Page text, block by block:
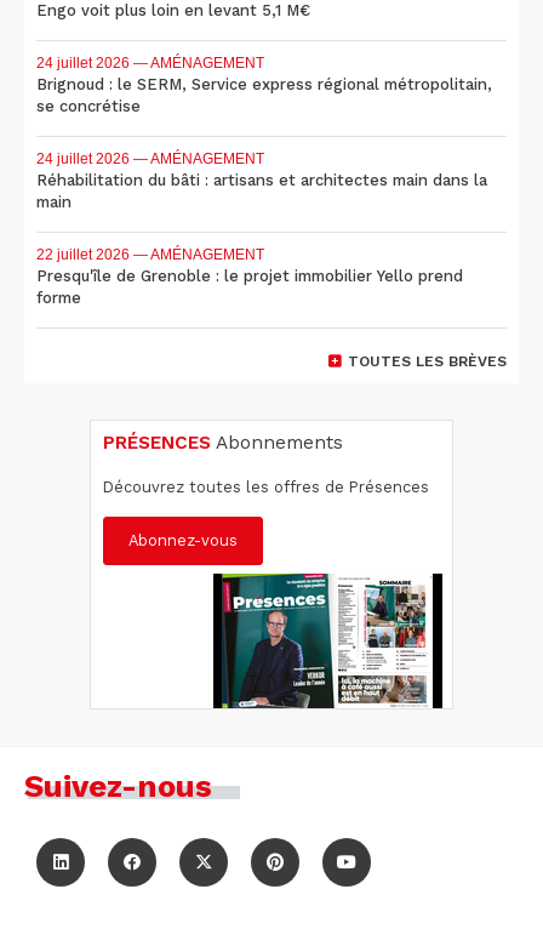
Engo voit plus loin en levant 5,1 M€
24 juillet 2026 — AMÉNAGEMENT
Brignoud : le SERM, Service express régional métropolitain,
se concrétise
24 juillet 2026 — AMÉNAGEMENT
Réhabilitation du bâti : artisans et architectes main dans la
main
22 juillet 2026 — AMÉNAGEMENT
Presqu'île de Grenoble : le projet immobilier Yello prend
forme
TOUTES LES BRÈVES
PRÉSENCES Abonnements
Découvrez toutes les offres de Présences
Abonnez-vous
Suivez-nous